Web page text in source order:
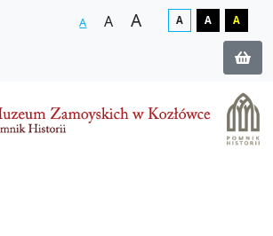
A A A A A A